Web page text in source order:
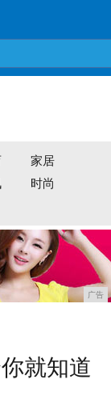
家居
时尚
广告
就知道